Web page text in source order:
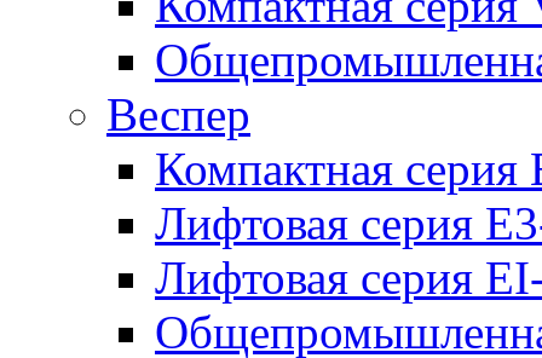
Веспер
Компактная серия
Лифтовая серия
Лифтовая серия